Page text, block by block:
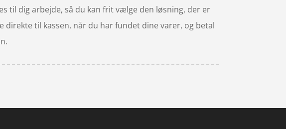
til dig arbejde, så du kan frit vælge den løsning, der er
direkte til kassen, når du har fundet dine varer, og betal